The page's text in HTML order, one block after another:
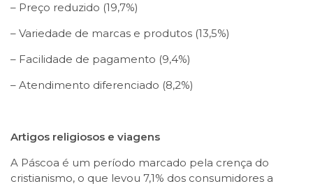
– Preço reduzido (19,7%)
– Variedade de marcas e produtos (13,5%)
– Facilidade de pagamento (9,4%)
– Atendimento diferenciado (8,2%)
Artigos religiosos e viagens
A Páscoa é um período marcado pela crença do
cristianismo, o que levou 7,1% dos consumidores a